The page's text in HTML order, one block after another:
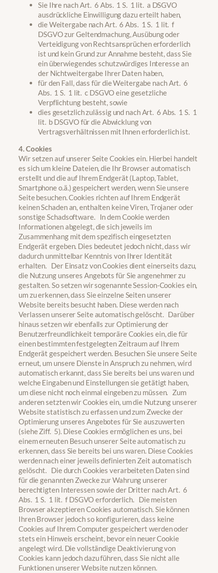
Sie Ihre nach Art. 6 Abs. 1 S. 1 lit. a DSGVO
ausdrückliche Einwilligung dazu erteilt haben,
die Weitergabe nach Art. 6 Abs. 1 S. 1 lit. f
DSGVO zur Geltendmachung, Ausübung oder
Verteidigung von Rechtsansprüchen erforderlich
ist und kein Grund zur Annahme besteht, dass Sie
ein überwiegendes schutzwürdiges Interesse an
der Nichtweitergabe Ihrer Daten haben,
für den Fall, dass für die Weitergabe nach Art. 6
Abs. 1 S. 1 lit. c DSGVO eine gesetzliche
Verpflichtung besteht, sowie
dies gesetzlich zulässig und nach Art. 6 Abs. 1 S. 1
lit. b DSGVO für die Abwicklung von
Vertragsverhältnissen mit Ihnen erforderlich ist.
4. Cookies
Wir setzen auf unserer Seite Cookies ein. Hierbei handelt
es sich um kleine Dateien, die Ihr Browser automatisch
erstellt und die auf Ihrem Endgerät (Laptop, Tablet,
Smartphone o.ä.) gespeichert werden, wenn Sie unsere
Seite besuchen. Cookies richten auf Ihrem Endgerät
keinen Schaden an, enthalten keine Viren, Trojaner oder
sonstige Schadsoftware. In dem Cookie werden
Informationen abgelegt, die sich jeweils im
Zusammenhang mit dem spezifisch eingesetzten
Endgerät ergeben. Dies bedeutet jedoch nicht, dass wir
dadurch unmittelbar Kenntnis von Ihrer Identität
erhalten. Der Einsatz von Cookies dient einerseits dazu,
die Nutzung unseres Angebots für Sie angenehmer zu
gestalten. So setzen wir sogenannte Session-Cookies ein,
um zu erkennen, dass Sie einzelne Seiten unserer
Website bereits besucht haben. Diese werden nach
Verlassen unserer Seite automatisch gelöscht. Darüber
hinaus setzen wir ebenfalls zur Optimierung der
Benutzerfreundlichkeit temporäre Cookies ein, die für
einen bestimmten festgelegten Zeitraum auf Ihrem
Endgerät gespeichert werden. Besuchen Sie unsere Seite
erneut, um unsere Dienste in Anspruch zu nehmen, wird
automatisch erkannt, dass Sie bereits bei uns waren und
welche Eingaben und Einstellungen sie getätigt haben,
um diese nicht noch einmal eingeben zu müssen. Zum
anderen setzten wir Cookies ein, um die Nutzung unserer
Website statistisch zu erfassen und zum Zwecke der
Optimierung unseres Angebotes für Sie auszuwerten
(siehe Ziff. 5). Diese Cookies ermöglichen es uns, bei
einem erneuten Besuch unserer Seite automatisch zu
erkennen, dass Sie bereits bei uns waren. Diese Cookies
werden nach einer jeweils definierten Zeit automatisch
gelöscht. Die durch Cookies verarbeiteten Daten sind
für die genannten Zwecke zur Wahrung unserer
berechtigten Interessen sowie der Dritter nach Art. 6
Abs. 1 S. 1 lit. f DSGVO erforderlich. Die meisten
Browser akzeptieren Cookies automatisch. Sie können
Ihren Browser jedoch so konfigurieren, dass keine
Cookies auf Ihrem Computer gespeichert werden oder
stets ein Hinweis erscheint, bevor ein neuer Cookie
angelegt wird. Die vollständige Deaktivierung von
Cookies kann jedoch dazu führen, dass Sie nicht alle
Funktionen unserer Website nutzen können.